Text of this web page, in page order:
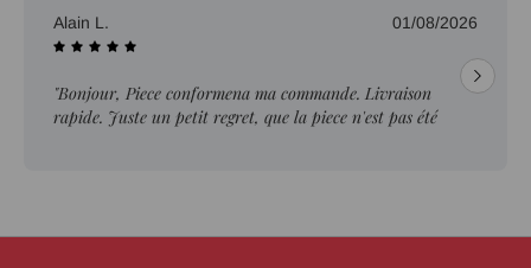
Alain L. 01/08/2026
"Bonjour, Piece conformena ma commande. Livraison
rapide. Juste un petit regret, que la piece n'est pas été